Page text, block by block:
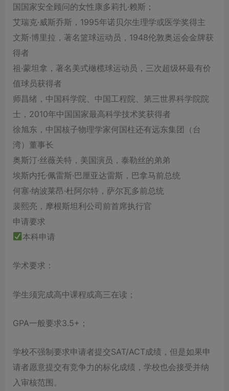
国国家安全顾问的女性康多莉扎·赖斯；
艾瑞克·威斯乔斯，1995年诺贝尔生理学或医学奖得主
文斯·博里拉，著名篮球运动员，1948伦敦奥运会金牌获
得者
祖·蒙坦拿，著名美式橄榄球运动员，三次超级杯最有价
值球员获得者
师昌绪，中国科学院、中国工程院、第三世界科学院院
士，2010年中国国家最高科学技术奖获得者
徐旭东，中国核子物理学家何国柱还有远东集团（台
湾）董事长
奥斯汀·丝薇关特，美国演员，泰勒丝的弟弟
埃斯内托·佩雷斯·巴厘亚达雷斯，巴拿马前总统
何塞·纳波莱昂·杜阿尔特，萨尔瓦多前总统
裴熙亮，摩根斯坦利公司前首席执行官
申请要求
本科申请
学术要求：
学生须完成高中课程或高三在读；
GPA一般要求3.5+；
学校不强制要求申请者提交SAT/ACT成绩，但是如果申
请者愿意提交有竞争力的标化成绩，学校也会接受并纳
入审核范围。